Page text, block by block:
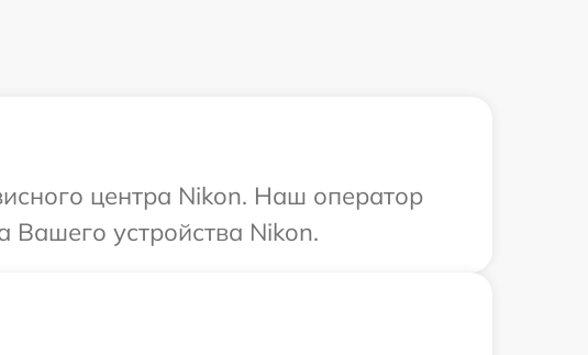
центра Nikon. Наш оператор
Вашего устройства Nikon.